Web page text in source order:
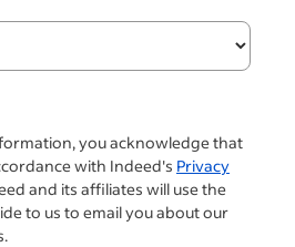
you acknowledge that
with Indeed's Privacy
and its affiliates will use the
to us to email you about our